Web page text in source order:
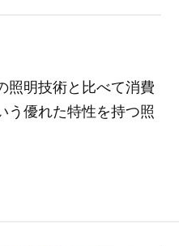
照明技術と比べて消費
う優れた特性を持つ照